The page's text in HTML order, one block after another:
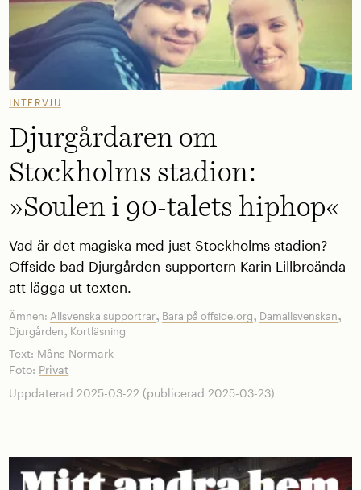
INTERVJU
Djurgårdaren om
Stockholms stadion:
»Soulen i 90-talets hiphop«
Vad är det magiska med just Stockholms stadion?
Offside bad Djurgården-supportern Karin Lillbroända
att lägga ut texten.
Ämnen: Allsvenska supportrar, Bara på offside.org, Damallsvenskan,
Djurgården, Kortläsning
Text: Måns Normark
Foto: Privat
Uppdaterad 2025-03-22 (publicerad 2025-03-23)